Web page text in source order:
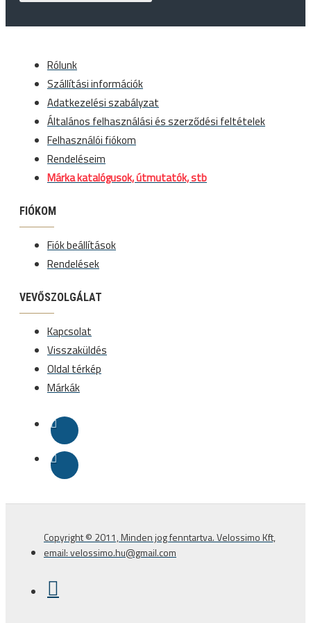
Rólunk
Szállítási információk
Adatkezelési szabályzat
Általános felhasználási és szerződési feltételek
Felhasználói fiókom
Rendeléseim
Márka katalógusok, útmutatók, stb
FIÓKOM
Fiók beállítások
Rendelések
VEVŐSZOLGÁLAT
Kapcsolat
Visszaküldés
Oldal térkép
Márkák
Copyright © 2011, Minden jog fenntartva. Velossimo Kft,
email: velossimo.hu@gmail.com